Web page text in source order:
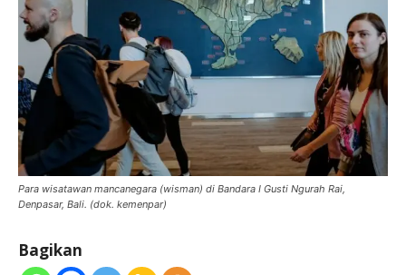
Para wisatawan mancanegara (wisman) di Bandara I Gusti Ngurah Rai,
Denpasar, Bali. (dok. kemenpar)
Bagikan